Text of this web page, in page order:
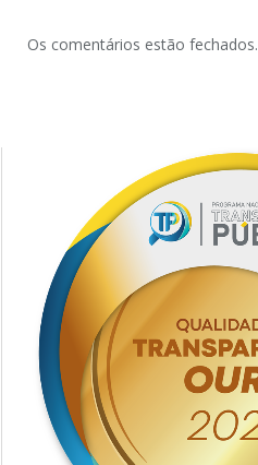
Os comentários estão fechados.